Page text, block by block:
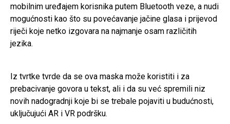
mobilnim uređajem korisnika putem Bluetooth veze, a nudi
mogućnosti kao što su povećavanje jačine glasa i prijevod
riječi koje netko izgovara na najmanje osam različitih
jezika.
Iz tvrtke tvrde da se ova maska može koristiti i za
prebacivanje govora u tekst, ali i da su već spremili niz
novih nadogradnji koje bi se trebale pojaviti u budućnosti,
uključujući AR i VR podršku.